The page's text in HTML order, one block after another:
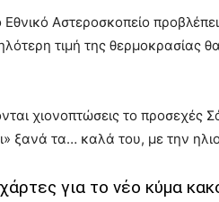
Εθνικό Αστεροσκοπείο
τιμή της θερμοκρασίας θα
χιονοπτώσεις το προσεχές
ξανά τα… καλά του, με την
για το νέο κύμα